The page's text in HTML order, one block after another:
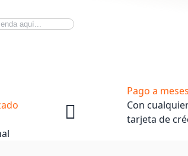
Pago a meses
Con
tarjeta de